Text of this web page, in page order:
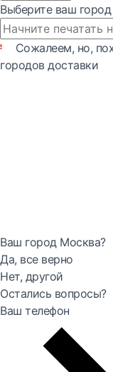
Выберите ваш город
Сожалеем, но,
городов доставки
Ваш город Москва?
Да, все верно
Нет, другой
Остались вопросы?
Ваш телефон